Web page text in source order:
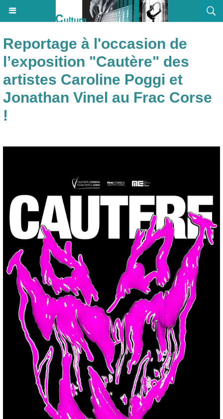
Reportage à l'occasion de
l’exposition "Cautère" des
artistes Caroline Poggi et
Jonathan Vinel au Frac Corse
!